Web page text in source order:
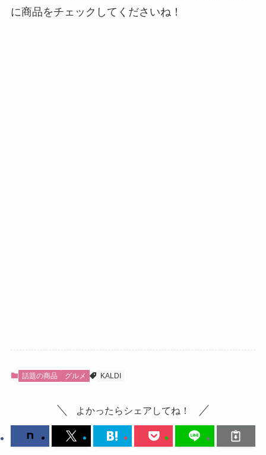
に商品をチェックしてくださいね！
話題の商品 グルメ KALDI
よかったらシェアしてね！